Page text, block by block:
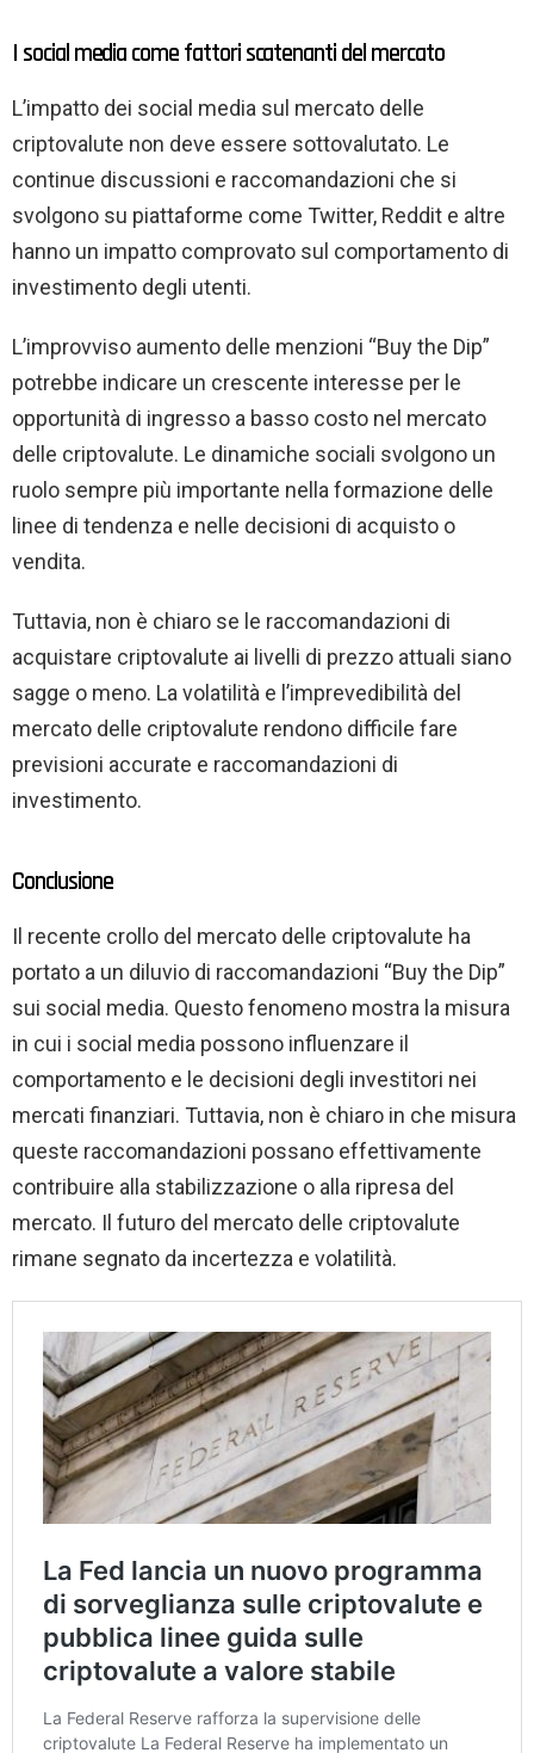
I social media come fattori scatenanti del mercato
L’impatto dei social media sul mercato delle
criptovalute non deve essere sottovalutato. Le
continue discussioni e raccomandazioni che si
svolgono su piattaforme come Twitter, Reddit e altre
hanno un impatto comprovato sul comportamento di
investimento degli utenti.
L’improvviso aumento delle menzioni “Buy the Dip”
potrebbe indicare un crescente interesse per le
opportunità di ingresso a basso costo nel mercato
delle criptovalute. Le dinamiche sociali svolgono un
ruolo sempre più importante nella formazione delle
linee di tendenza e nelle decisioni di acquisto o
vendita.
Tuttavia, non è chiaro se le raccomandazioni di
acquistare criptovalute ai livelli di prezzo attuali siano
sagge o meno. La volatilità e l’imprevedibilità del
mercato delle criptovalute rendono difficile fare
previsioni accurate e raccomandazioni di
investimento.
Conclusione
Il recente crollo del mercato delle criptovalute ha
portato a un diluvio di raccomandazioni “Buy the Dip”
sui social media. Questo fenomeno mostra la misura
in cui i social media possono influenzare il
comportamento e le decisioni degli investitori nei
mercati finanziari. Tuttavia, non è chiaro in che misura
queste raccomandazioni possano effettivamente
contribuire alla stabilizzazione o alla ripresa del
mercato. Il futuro del mercato delle criptovalute
rimane segnato da incertezza e volatilità.